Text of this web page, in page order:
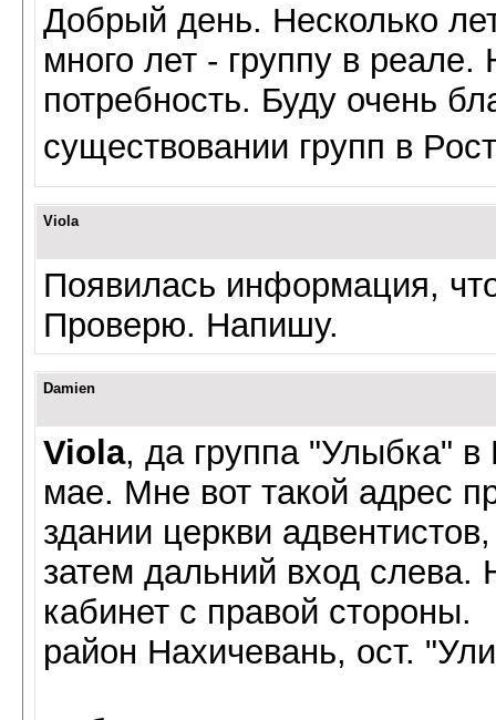
Добрый день. Несколько
много лет - группу в реале.
потребность. Буду очень
существовании групп в
Viola
Появилась информация,
Проверю. Напишу.
Damien
Viola, да группа "Улыбка" в
мае. Мне вот такой адрес
здании церкви
затем дальний вход слева.
кабинет с правой стороны.
район Нахичевань, ост.